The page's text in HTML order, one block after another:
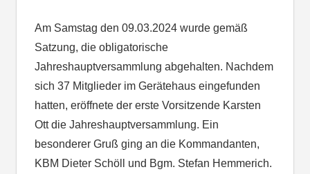
Am Samstag den 09.03.2024 wurde gemäß
Satzung, die obligatorische
Jahreshauptversammlung abgehalten. Nachdem
sich 37 Mitglieder im Gerätehaus eingefunden
hatten, eröffnete der erste Vorsitzende Karsten
Ott die Jahreshauptversammlung. Ein
besonderer Gruß ging an die Kommandanten,
KBM Dieter Schöll und Bgm. Stefan Hemmerich.